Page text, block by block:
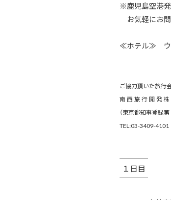
※鹿児島空港発
お気軽にお問
≪ホテル≫ ウ
ご協力頂いた旅行
南 西 旅 行 開 発
（東京都知事登録第
TEL:03-3409-
１日目